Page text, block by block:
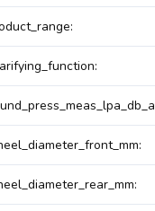
:
:
:
: